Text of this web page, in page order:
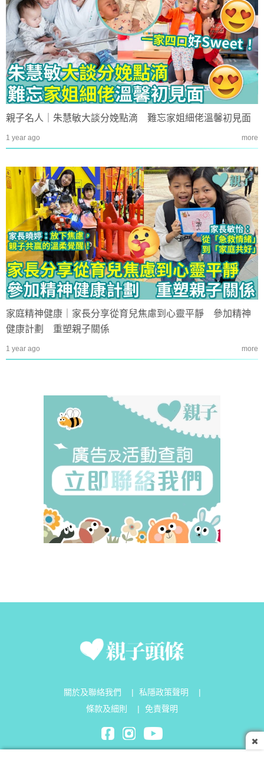
親子名人｜朱慧敏大談分娩點滴 難忘家姐細佬溫馨初見面
1 year ago more
家庭精神健康｜家長分享從育兒焦慮到心靈平靜 參加精神
健康計劃 重塑親子關係
1 year ago more
關於及聯絡我們 私隱政策聲明
條款及細則
免責聲明